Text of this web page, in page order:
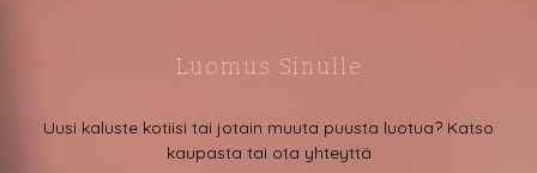
Luomus Sinulle
Uusi kaluste kotiisi tai jotain muuta puusta luotua? Katso
kaupasta tai ota yhteyttä